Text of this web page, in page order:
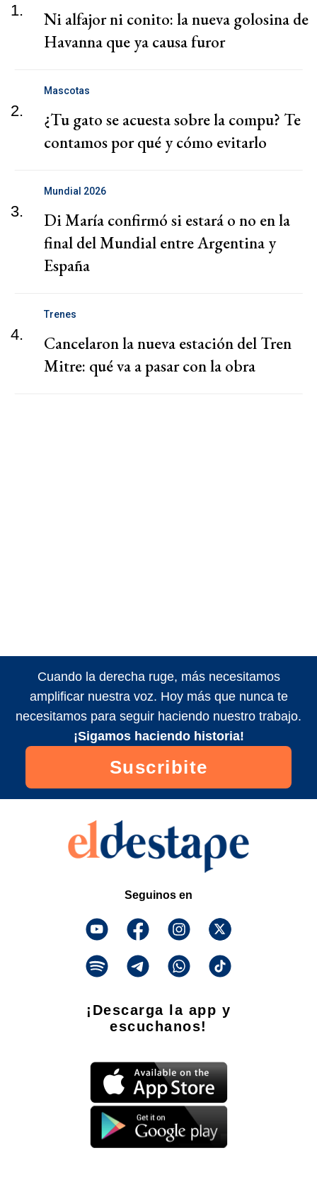
1.
Ni alfajor ni conito: la nueva golosina de
Havanna que ya causa furor
2.
Mascotas
¿Tu gato se acuesta sobre la compu? Te
contamos por qué y cómo evitarlo
3.
Mundial 2026
Di María confirmó si estará o no en la
final del Mundial entre Argentina y
España
4.
Trenes
Cancelaron la nueva estación del Tren
Mitre: qué va a pasar con la obra
Cuando la derecha ruge, más necesitamos
amplificar nuestra voz. Hoy más que nunca te
necesitamos para seguir haciendo nuestro trabajo.
¡Sigamos haciendo historia!
Suscribite
Seguinos en
¡Descarga la app y
escuchanos!